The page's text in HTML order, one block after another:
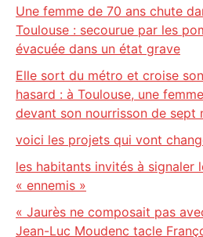
Une femme de 70 ans chute
Toulouse : secourue par les
évacuée dans un état grave
Elle sort du métro et croise
hasard : à Toulouse, une
devant son nourrisson de sept
voici les projets qui vont
les habitants invités à signaler
« ennemis »
« Jaurès ne composait pas
Jean-Luc Moudenc tacle